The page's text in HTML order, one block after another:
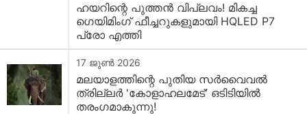
ഹയറിന്റെ പുത്തൻ വിപ്ലവം! മികച്ച
ഗെയിമിംഗ് ഫീച്ചറുകളുമായി HQLED P7
പ്രോ എത്തി
17 ജൂൺ 2026
മലയാളത്തിന്റെ പുതിയ സർവൈവൽ
ത്രില്ലർ 'കോളാഹലമേട്' ഒടിടിയിൽ
തരംഗമാകുന്നു!